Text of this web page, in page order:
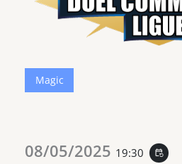
Magic
08/05/2025 19:30 event_repeat